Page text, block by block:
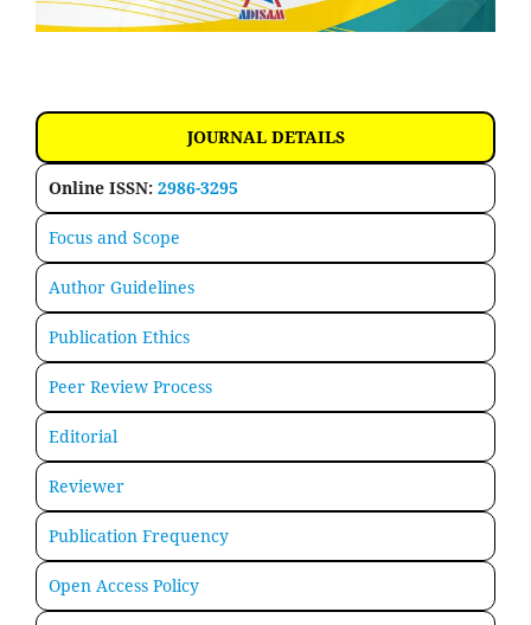
JOURNAL DETAILS
Online ISSN: 2986-3295
Focus and Scope
Author Guidelines
Publication Ethics
Peer Review Process
Editorial
Reviewer
Publication Frequency
Open Access Policy